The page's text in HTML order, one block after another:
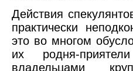
Действия
практически
это во многом
их родня-
владельцами